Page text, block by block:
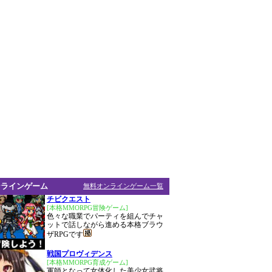
無料オンラインゲーム一覧
インゲーム
チビクエスト
[本格MMORPG冒険ゲーム]
色々な職業でパーティを組んでチャ
ットで話しながら進める本格ブラウ
ザRPGです
戦国プロヴィデンス
[本格MMORPG育成ゲーム]